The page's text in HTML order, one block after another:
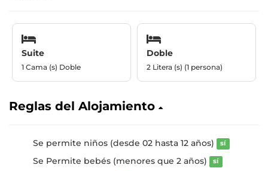
Suite
1 Cama (s) Doble
Doble
2 Litera (s) (1 persona)
Reglas del Alojamiento
Se permite niños (desde 02 hasta 12 años) sí
Se Permite bebés (menores que 2 años) sí